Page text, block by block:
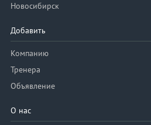
Новосибирск
Добавить
Компанию
Тренера
Объявление
О нас